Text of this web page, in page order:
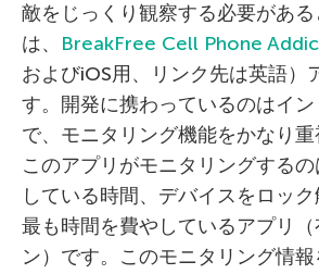
敵をじっくり観察する必要があ
は、 BreakFree Cell Phone
およびiOS用、リンク先は英語）
す。開発に携わっているのはイ
で、モニタリング機能をかなり重
このアプリがモニタリングする
している時間、デバイスをロック
最も時間を費やしているアプリ（
ン）です。このモニタリング情